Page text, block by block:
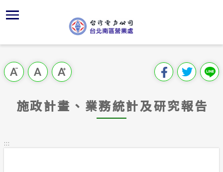
到
容
區
跳過此工具列
施政計畫、業務統計及研究報告
:::
首頁
區處簡介
規章條款
沿革及
經營實績
志工園地
配電線
對外關
行政指
電業法
營業規
電價表
用電安全
意見信箱